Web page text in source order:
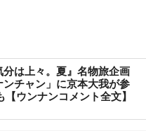
分は上々。夏』名物旅企画
ンチャン」に京本大我が参
ウンナンコメント全文】